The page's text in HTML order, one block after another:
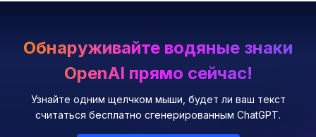
Обнаруживайте водяные знаки
OpenAI прямо сейчас!
Узнайте одним щелчком мыши, будет ли ваш текст
считаться бесплатно сгенерированным ChatGPT.